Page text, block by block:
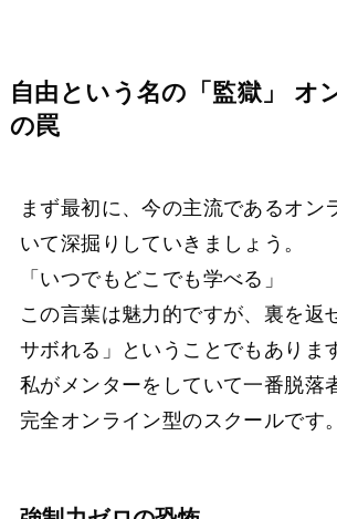
自由という名の「監獄」 オ
の罠
まず最初に、今の主流であるオン
いて深掘りしていきましょう。
「いつでもどこでも学べる」
この言葉は魅力的ですが、裏を返
サボれる」ということでもありま
私がメンターをしていて一番脱落
完全オンライン型のスクールです。